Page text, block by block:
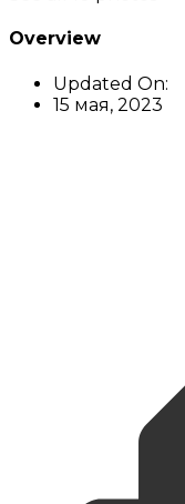
Overview
Updated On:
15 мая, 2023